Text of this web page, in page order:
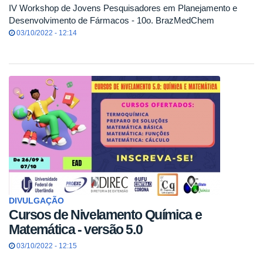
IV Workshop de Jovens Pesquisadores em Planejamento e
Desenvolvimento de Fármacos - 10o. BrazMedChem
03/10/2022 - 12:14
DIVULGAÇÃO
Cursos de Nivelamento Química e
Matemática - versão 5.0
03/10/2022 - 12:15